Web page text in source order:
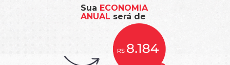
Sua ECONOMIA
ANUAL será de